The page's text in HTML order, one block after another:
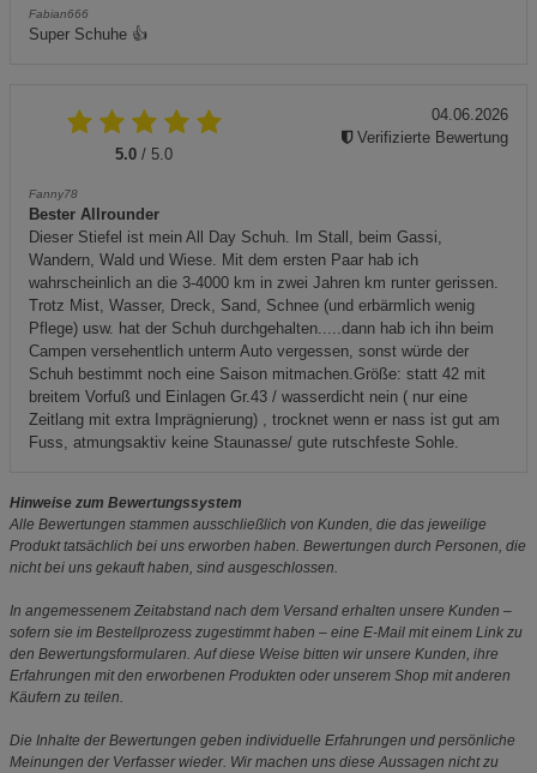
Fabian666
Super Schuhe 👍
5.0 / 5.0
Fanny78
Bester Allrounder
Dieser Stiefel ist mein All Day Schuh. Im Stall, beim Gassi,
Wandern, Wald und Wiese. Mit dem ersten Paar hab ich
wahrscheinlich an die 3-4000 km in zwei Jahren km runter gerissen.
Trotz Mist, Wasser, Dreck, Sand, Schnee (und erbärmlich wenig
Pflege) usw. hat der Schuh durchgehalten.....dann hab ich ihn beim
Campen versehentlich unterm Auto vergessen, sonst würde der
Schuh bestimmt noch eine Saison mitmachen.Größe: statt 42 mit
breitem Vorfuß und Einlagen Gr.43 / wasserdicht nein ( nur eine
Zeitlang mit extra Imprägnierung) , trocknet wenn er nass ist gut am
Fuss, atmungsaktiv keine Staunasse/ gute rutschfeste Sohle.
04.06.2026
Verifizierte Bewertung
Hinweise zum Bewertungssystem
Alle Bewertungen stammen ausschließlich von Kunden, die das jeweilige
Produkt tatsächlich bei uns erworben haben. Bewertungen durch Personen, die
nicht bei uns gekauft haben, sind ausgeschlossen.
In angemessenem Zeitabstand nach dem Versand erhalten unsere Kunden –
sofern sie im Bestellprozess zugestimmt haben – eine E-Mail mit einem Link zu
den Bewertungsformularen. Auf diese Weise bitten wir unsere Kunden, ihre
Erfahrungen mit den erworbenen Produkten oder unserem Shop mit anderen
Käufern zu teilen.
Die Inhalte der Bewertungen geben individuelle Erfahrungen und persönliche
Meinungen der Verfasser wieder. Wir machen uns diese Aussagen nicht zu